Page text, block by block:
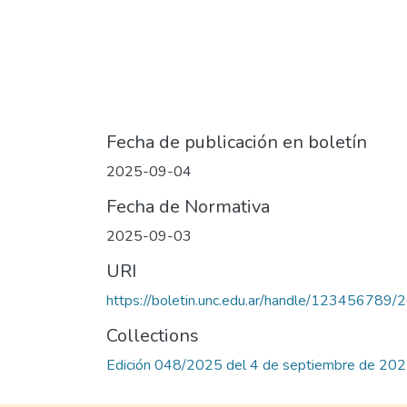
Fecha de publicación en boletín
2025-09-04
Fecha de Normativa
2025-09-03
URI
https://boletin.unc.edu.ar/handle/123456789/
Collections
Edición 048/2025 del 4 de septiembre de